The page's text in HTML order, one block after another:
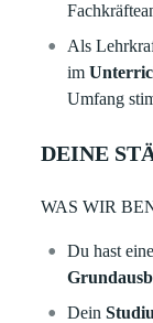
Als
im
Umfang
DEINE
WAS WIR
Du hast
Dein